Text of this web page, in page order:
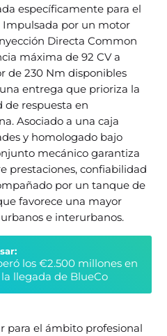
específicamente para el
Impulsada por un motor
Directa Common
máxima de 92 CV a
de 230 Nm disponibles
entrega que prioriza la
de respuesta en
Asociado a una caja
y homologado bajo
mecánico garantiza
prestaciones, confiabilidad
por un tanque de
favorece una mayor
e interurbanos.
los €2.500 millones en
llegada de BlueCo
para el ámbito profesional